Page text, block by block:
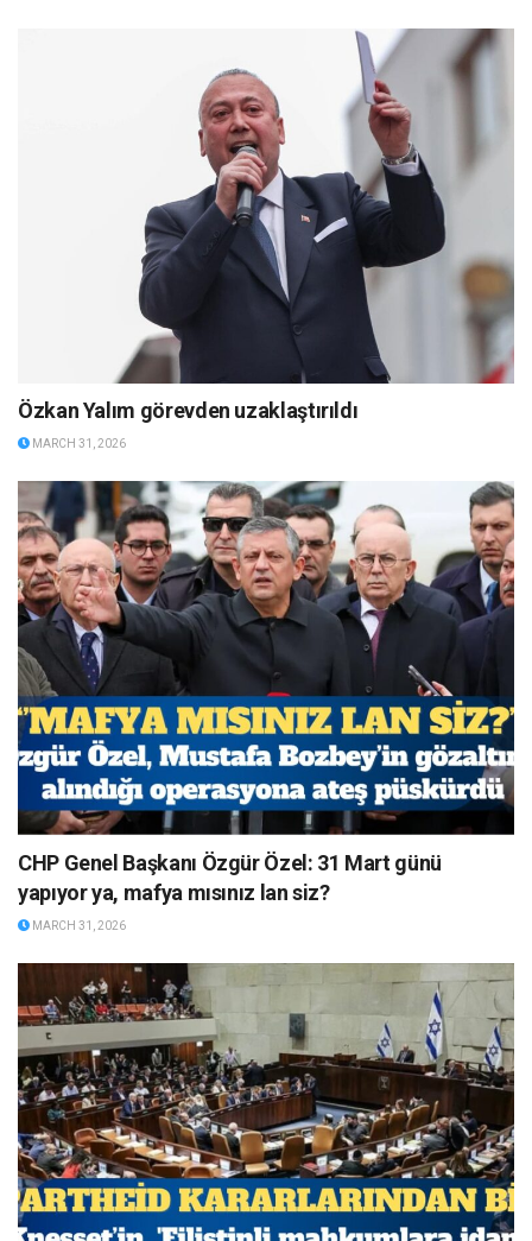
Özkan Yalım görevden uzaklaştırıldı
MARCH 31, 2026
CHP Genel Başkanı Özgür Özel: 31 Mart günü
yapıyor ya, mafya mısınız lan siz?
MARCH 31, 2026